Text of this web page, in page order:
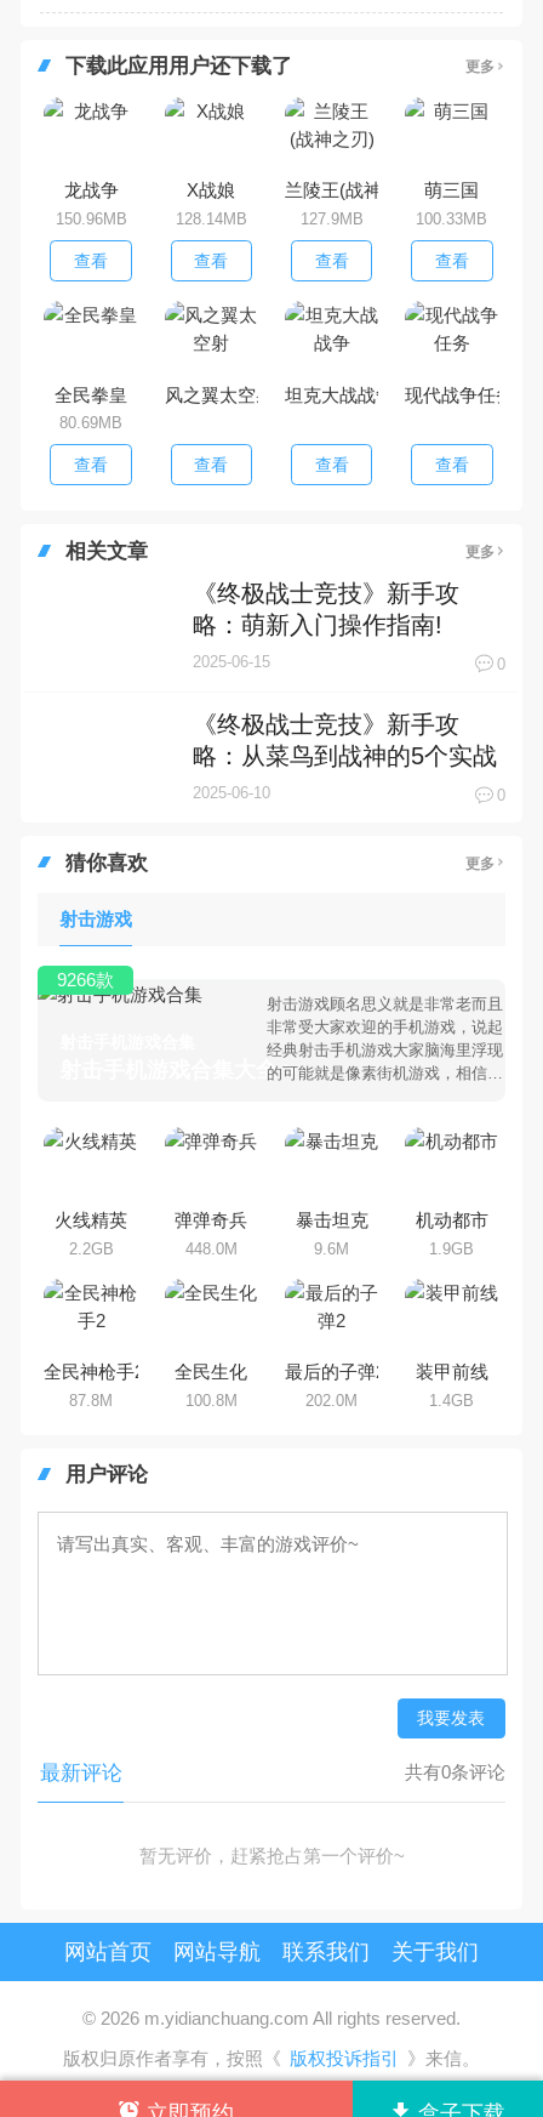
下载此应用用户还下载了 更多
龙战争
150.96MB
查看
X战娘
128.14MB
查看
兰陵王(战神之刃)
127.9MB
查看
萌三国
100.33MB
查看
全民拳皇
80.69MB
查看
风之翼太空射
查看
坦克大战战争
查看
现代战争任务
查看
相关文章 更多
《终极战士竞技》新手攻
略：萌新入门操作指南!
2025-06-15 0
《终极战士竞技》新手攻
略：从菜鸟到战神的5个实战
秘籍！
2025-06-10 0
猜你喜欢 更多
射击游戏
射击手机游戏合集大全 >
射击游戏顾名思义就是非常老而且
非常受大家欢迎的手机游戏，说起
经典射击手机游戏大家脑海里浮现
的可能就是像素街机游戏，相信很
击手机游戏有哪些呢？游戏今天，
集，欢迎大家前来选择下载体验
9266款
火线精英
2.2GB
弹弹奇兵
448.0M
暴击坦克
9.6M
机动都市
1.9GB
全民神枪手2
87.8M
全民生化
100.8M
最后的子弹2
202.0M
装甲前线
1.4GB
用户评论
我要发表
最新评论 共有0条评论
暂无评价，赶紧抢占第一个评价~
网站首页 网站导航 联系我们 关于我们
© 2026 m.yidianchuang.com All rights reserved.
版权归原作者享有，按照《 版权投诉指引 》来信。